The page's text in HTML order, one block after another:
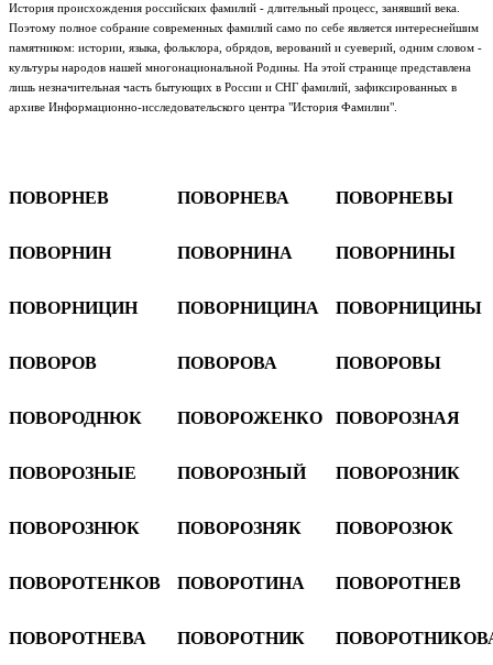
История происхождения российских фамилий - длительный процесс, занявший века.
Поэтому полное собрание современных фамилий само по себе является интереснейшим
памятником: истории, языка, фольклора, обрядов, верований и суеверий, одним словом -
культуры народов нашей многонациональной Родины. На этой странице представлена
лишь незначительная часть бытующих в России и СНГ фамилий, зафиксированных в
архиве Информационно-исследовательского центра "История Фамилии".
ПОВОРНЕВ ПОВОРНЕВА ПОВОРНЕВЫ
ПОВОРНИН ПОВОРНИНА ПОВОРНИНЫ
ПОВОРНИЦИН ПОВОРНИЦИНА ПОВОРНИЦИНЫ
ПОВОРОВ ПОВОРОВА ПОВОРОВЫ
ПОВОРОДНЮК ПОВОРОЖЕНКО ПОВОРОЗНАЯ
ПОВОРОЗНЫЕ ПОВОРОЗНЫЙ ПОВОРОЗНИК
ПОВОРОЗНЮК ПОВОРОЗНЯК ПОВОРОЗЮК
ПОВОРОТЕНКОВ ПОВОРОТИНА ПОВОРОТНЕВ
ПОВОРОТНЕВА ПОВОРОТНИК